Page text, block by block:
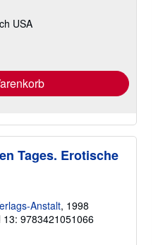
USA
Tages. Erotische
Anstalt, 1998
13: 9783421051066